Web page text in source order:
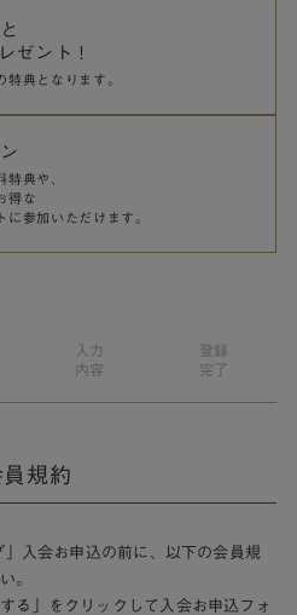
ゼント！
典となります。
特典や、
得な
に参加いただけます。
入力
内容
登録
完了
員規約
入会お申込の前に、以下の会員規
。
る」をクリックして入会お申込フォ